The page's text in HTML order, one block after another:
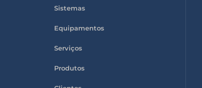
Sistemas
Equipamentos
Serviços
Produtos